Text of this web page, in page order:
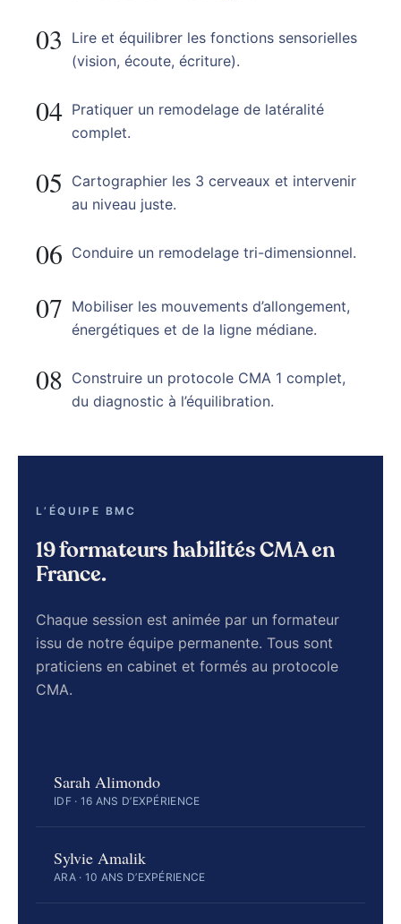
03
Lire et équilibrer les fonctions sensorielles
(vision, écoute, écriture).
04 Pratiquer un remodelage de latéralité
complet.
05
Cartographier les 3 cerveaux et intervenir
au niveau juste.
06 Conduire un remodelage tri-dimensionnel.
07 Mobiliser les mouvements d’allongement,
énergétiques et de la ligne médiane.
08 Construire un protocole CMA 1 complet,
du diagnostic à l’équilibration.
L’ÉQUIPE BMC
19 formateurs habilités CMA en
France.
Chaque session est animée par un formateur
issu de notre équipe permanente. Tous sont
praticiens en cabinet et formés au protocole
CMA.
Sarah Alimondo
IDF · 16 ANS D’EXPÉRIENCE
Sylvie Amalik
ARA · 10 ANS D’EXPÉRIENCE